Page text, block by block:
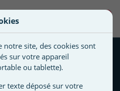
MONARCH®
Créer une nouvelle liste
notre site, des cookies sont
sur votre appareil
ou tablette).
texte déposé sur votre